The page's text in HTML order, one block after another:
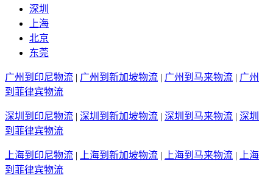
深圳
上海
北京
东莞
广州到印尼物流 | 广州到新加坡物流 | 广州到马来物流 | 广州
到菲律宾物流
深圳到印尼物流 | 深圳到新加坡物流 | 深圳到马来物流 | 深圳
到菲律宾物流
上海到印尼物流 | 上海到新加坡物流 | 上海到马来物流 |
上海
到菲律宾物流